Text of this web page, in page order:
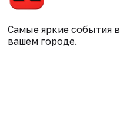
Самые яркие события в
вашем городе.